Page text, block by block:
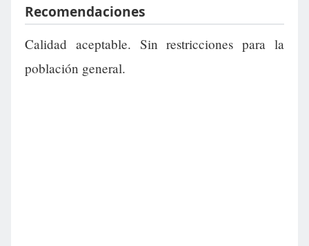
Recomendaciones
Calidad aceptable. Sin restricciones para la
población general.